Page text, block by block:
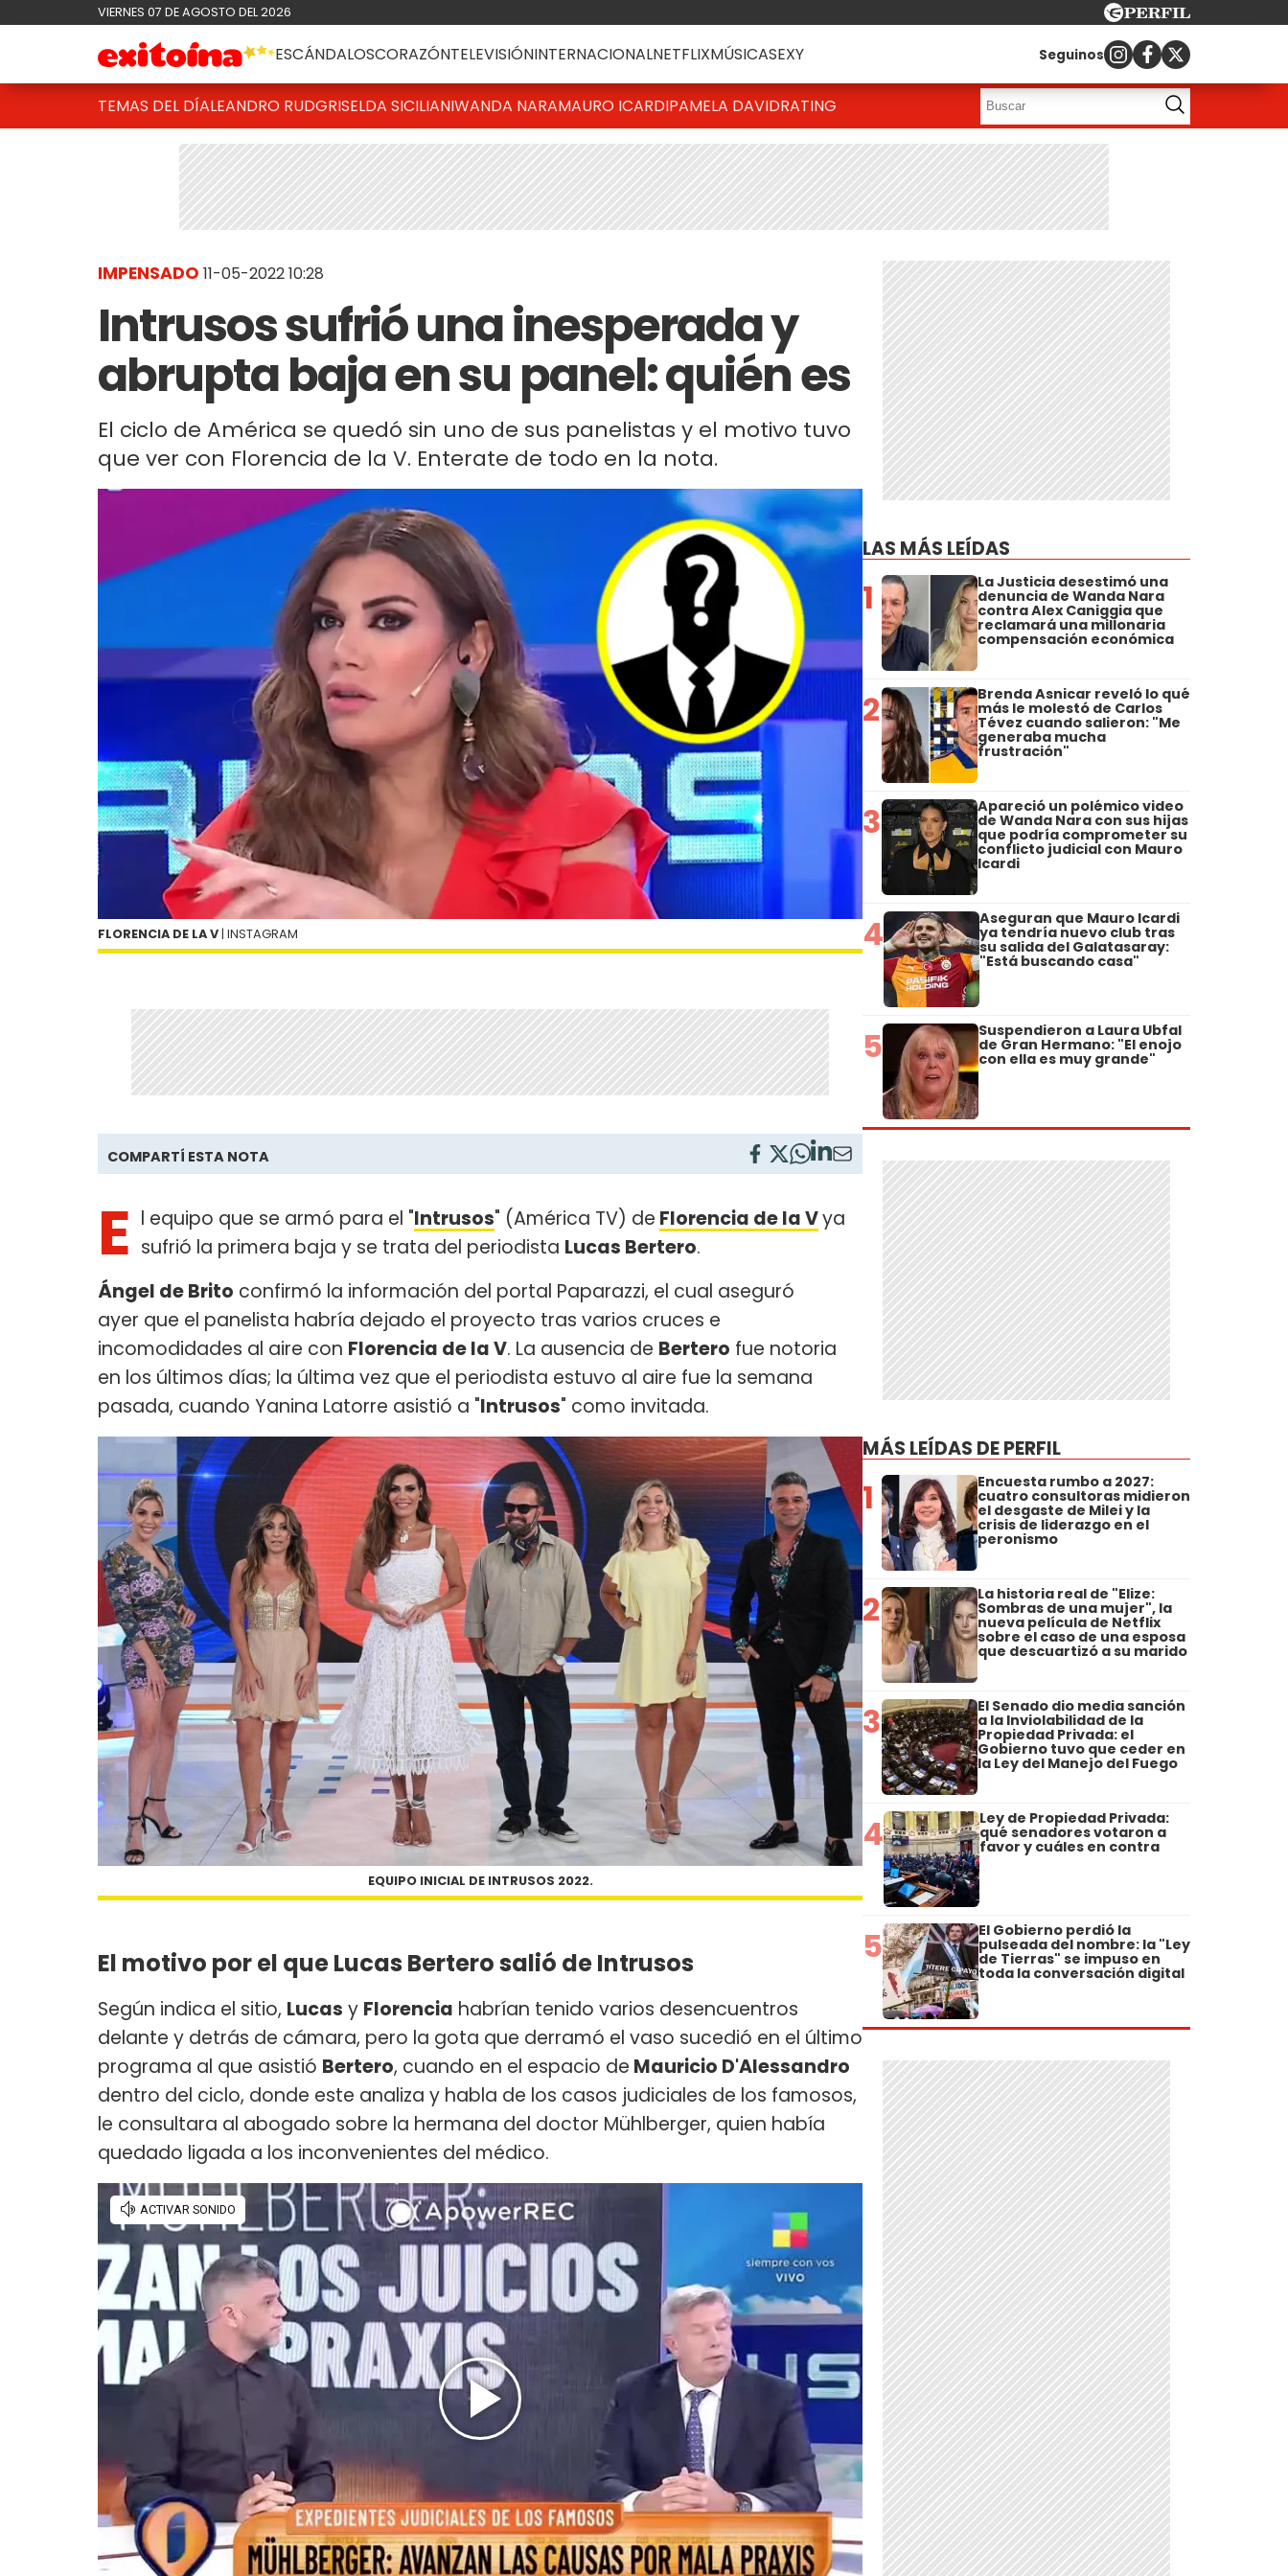
VIERNES 07 DE AGOSTO DEL 2026
ESCÁNDALOSCORAZÓNTELEVISIÓNINTERNACIONALNETFLIXMÚSICASEXY Seguinos
TEMAS DEL DÍALEANDRO RUDGRISELDA SICILIANIWANDA NARAMAURO ICARDIPAMELA DAVIDRATING
IMPENSADO 11-05-2022 10:28
Intrusos sufrió una inesperada y
abrupta baja en su panel: quién es
El ciclo de América se quedó sin uno de sus panelistas y el motivo tuvo
que ver con Florencia de la V. Enterate de todo en la nota.
FLORENCIA DE LA V | INSTAGRAM
COMPARTÍ ESTA NOTA
E l equipo que se armó para el "Intrusos" (América TV) de Florencia de la Vya
sufrió la primera baja y se trata del periodista Lucas Bertero.
Ángel de Brito confirmó la información del portal Paparazzi, el cual aseguró
ayer que el panelista habría dejado el proyecto tras varios cruces e
incomodidades al aire con Florencia de la V. La ausencia de Bertero fue notoria
en los últimos días; la última vez que el periodista estuvo al aire fue la semana
pasada, cuando Yanina Latorre asistió a "Intrusos" como invitada.
EQUIPO INICIAL DE INTRUSOS 2022.
El motivo por el que Lucas Bertero salió de Intrusos
Según indica el sitio, Lucas y Florencia habrían tenido varios desencuentros
delante y detrás de cámara, pero la gota que derramó el vaso sucedió en el último
programa al que asistió Bertero, cuando en el espacio de Mauricio D'Alessandro
dentro del ciclo, donde este analiza y habla de los casos judiciales de los famosos,
le consultara al abogado sobre la hermana del doctor Mühlberger, quien había
quedado ligada a los inconvenientes del médico.
LAS MÁS LEÍDAS
1 La Justicia desestimó una
denuncia de Wanda Nara
contra Alex Caniggia que
reclamará una millonaria
compensación económica
2 Brenda Asnicar reveló lo qué
más le molestó de Carlos
Tévez cuando salieron: "Me
generaba mucha
frustración"
3 Apareció un polémico video
de Wanda Nara con sus hijas
que podría comprometer su
conflicto judicial con Mauro
Icardi
4 Aseguran que Mauro Icardi
ya tendría nuevo club tras
su salida del Galatasaray:
"Está buscando casa"
5 Suspendieron a Laura Ubfal
de Gran Hermano: "El enojo
con ella es muy grande"
MÁS LEÍDAS DE PERFIL
1 Encuesta rumbo a 2027:
cuatro consultoras midieron
el desgaste de Milei y la
crisis de liderazgo en el
peronismo
2 La historia real de "Elize:
Sombras de una mujer", la
nueva película de Netflix
sobre el caso de una esposa
que descuartizó a su marido
3 El Senado dio media sanción
a la Inviolabilidad de la
Propiedad Privada: el
Gobierno tuvo que ceder en
la Ley del Manejo del Fuego
4 Ley de Propiedad Privada:
qué senadores votaron a
favor y cuáles en contra
5 El Gobierno perdió la
pulseada del nombre: la "Ley
de Tierras" se impuso en
toda la conversación digital